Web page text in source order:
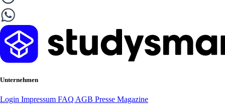
Unternehmen
Login Impressum FAQ AGB Presse Magazine